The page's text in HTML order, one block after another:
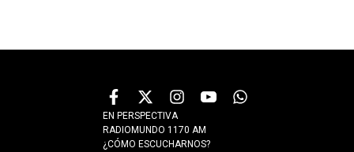
EN PERSPECTIVA
RADIOMUNDO 1170 AM
¿CÓMO ESCUCHARNOS?